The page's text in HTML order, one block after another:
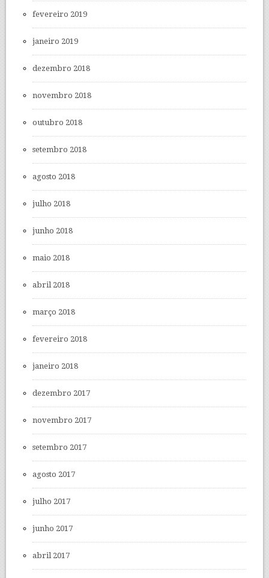
fevereiro 2019
janeiro 2019
dezembro 2018
novembro 2018
outubro 2018
setembro 2018
agosto 2018
julho 2018
junho 2018
maio 2018
abril 2018
março 2018
fevereiro 2018
janeiro 2018
dezembro 2017
novembro 2017
setembro 2017
agosto 2017
julho 2017
junho 2017
abril 2017